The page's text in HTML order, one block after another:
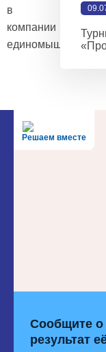
в
компании
Решаем вместе
Сообщите о
результат